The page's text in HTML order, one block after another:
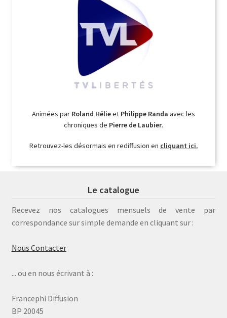
Animées par Roland Hélieet Philippe Randa avec les
chroniques de Pierre de Laubier.
Retrouvez-les désormais en rediffusion en cliquant ici.
Le catalogue
Recevez nos catalogues mensuels de vente par
correspondance sur simple demande en cliquant sur :
Nous Contacter
... ou en nous écrivant à :
Francephi Diffusion
BP 20045